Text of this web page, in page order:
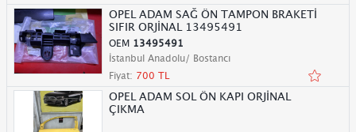
OPEL ADAM SAĞ ÖN TAMPON BRAKETİ
SIFIR ORJİNAL 13495491
OEM 13495491
İstanbul Anadolu/ Bostancı
Fiyat: 700 TL
OPEL ADAM SOL ÖN KAPI ORJİNAL
ÇIKMA